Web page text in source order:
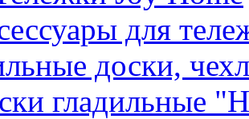
для
доски,
гладильные